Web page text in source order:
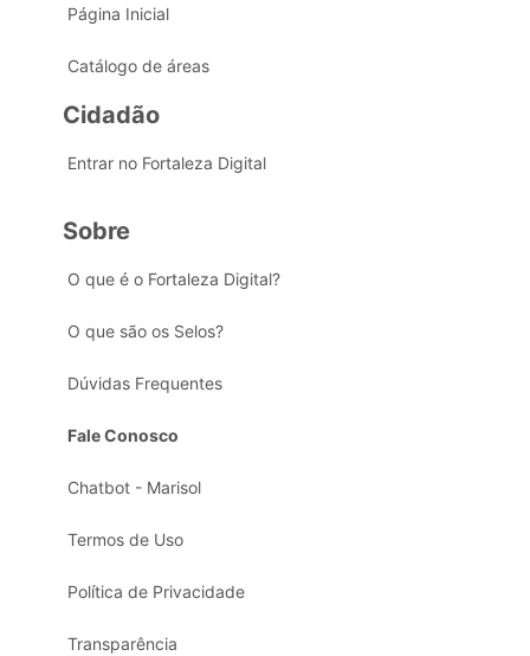
Página Inicial
Catálogo de áreas
Cidadão
Entrar no Fortaleza Digital
Sobre
O que é o Fortaleza Digital?
O que são os Selos?
Dúvidas Frequentes
Fale Conosco
Chatbot - Marisol
Termos de Uso
Política de Privacidade
Transparência